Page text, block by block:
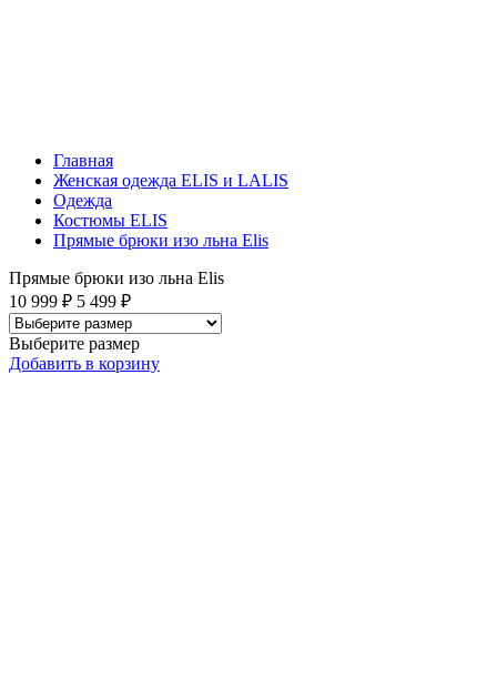
Главная
Женская одежда ELIS и LALIS
Одежда
Костюмы ELIS
Прямые брюки изо льна Elis
Прямые брюки изо льна Elis
10 999 ₽ 5 499 ₽
Выберите размер
Добавить в корзину